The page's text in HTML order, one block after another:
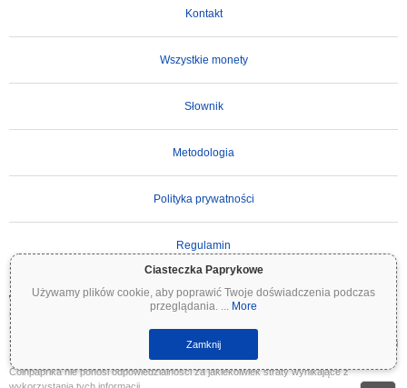
Ciasteczka Paprykowe
Używamy plików cookie, aby poprawić Twoje doświadczenia podczas
przeglądania. ... More
Zamknij
Kontakt
Wszystkie monety
Słownik
Metodologia
Polityka prywatności
Regulamin
WAŻNE ZASTRZEŻENIE:Kryptowaluty są wysoce zmienne i wiążą się ze znacznym
ryzykiem. Możesz stracić część lub całość swojej inwestycji. Wszystkie informacje na
Coinpaprika są udostępniane wyłącznie w celach informacyjnych i nie stanowią porady
finansowej ani inwestycyjnej. Zawsze przeprowadzaj własne badania (DYOR) i konsultuj
się z wykwalifikowanym doradcą finansowym przed podjęciem decyzji inwestycyjnych.
Coinpaprika nie ponosi odpowiedzialności za jakiekolwiek straty wynikające z